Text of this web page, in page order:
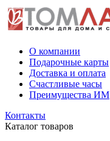
О компании
Подарочные карты
Доставка и оплата
Счастливые часы
Преимущества ИМ
Контакты
Каталог товаров